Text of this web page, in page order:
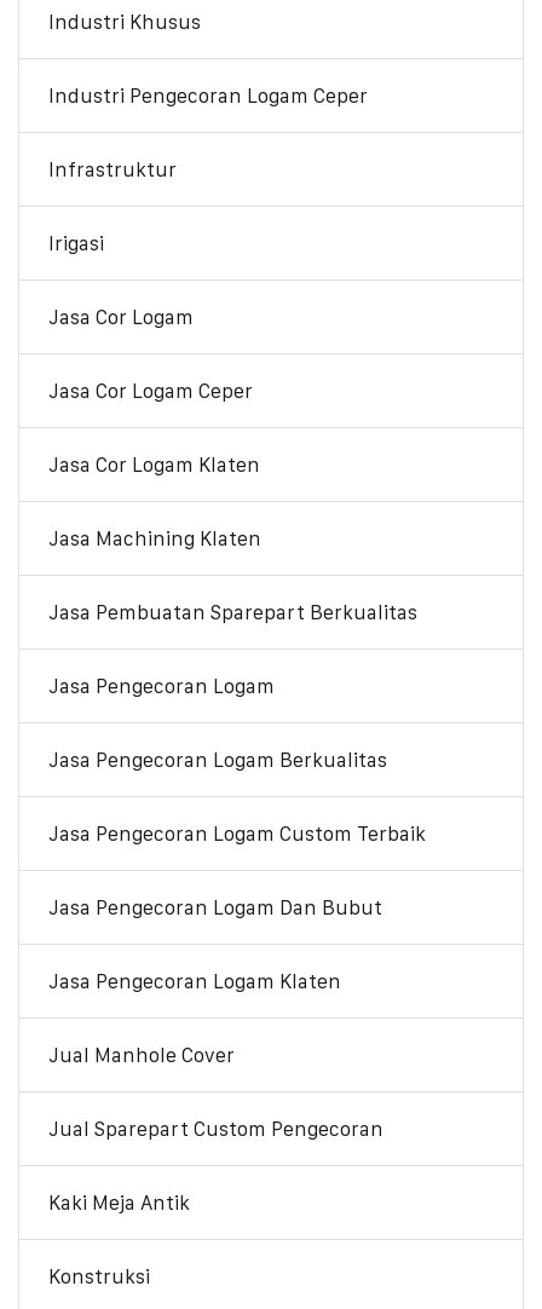
Industri Khusus
Industri Pengecoran Logam Ceper
Infrastruktur
Irigasi
Jasa Cor Logam
Jasa Cor Logam Ceper
Jasa Cor Logam Klaten
Jasa Machining Klaten
Jasa Pembuatan Sparepart Berkualitas
Jasa Pengecoran Logam
Jasa Pengecoran Logam Berkualitas
Jasa Pengecoran Logam Custom Terbaik
Jasa Pengecoran Logam Dan Bubut
Jasa Pengecoran Logam Klaten
Jual Manhole Cover
Jual Sparepart Custom Pengecoran
Kaki Meja Antik
Konstruksi